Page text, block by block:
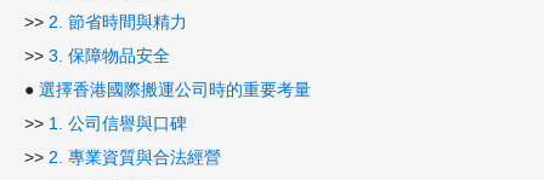
>> 2. 節省時間與精力
>> 3. 保障物品安全
● 選擇香港國際搬運公司時的重要考量
>> 1. 公司信譽與口碑
>> 2. 專業資質與合法經營